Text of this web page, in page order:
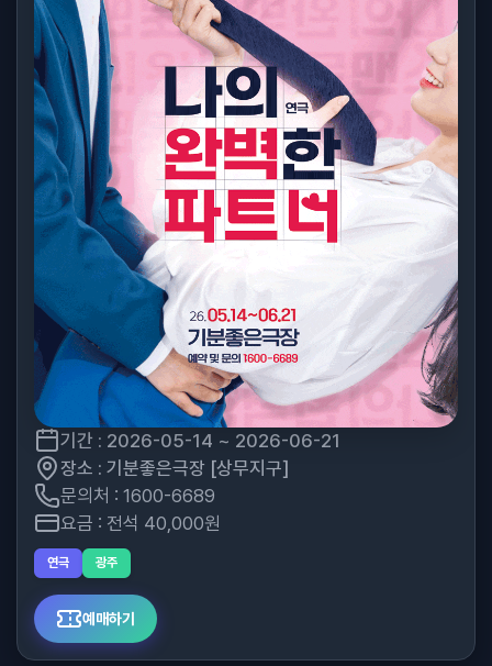
기간 : 2026-05-14 ~ 2026-06-21
장소 : 기분좋은극장 [상무지구]
문의처 : 1600-6689
요금 : 전석 40,000원
연극 광주
예매하기